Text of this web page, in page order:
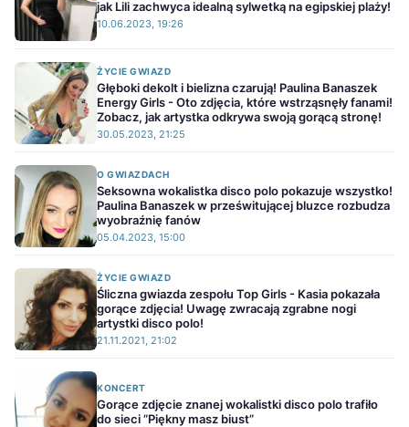
jak Lili zachwyca idealną sylwetką na egipskiej plaży!
10.06.2023, 19:26
ŻYCIE GWIAZD
Głęboki dekolt i bielizna czarują! Paulina Banaszek
Energy Girls - Oto zdjęcia, które wstrząsnęły fanami!
Zobacz, jak artystka odkrywa swoją gorącą stronę!
30.05.2023, 21:25
O GWIAZDACH
Seksowna wokalistka disco polo pokazuje wszystko!
Paulina Banaszek w prześwitującej bluzce rozbudza
wyobraźnię fanów
05.04.2023, 15:00
ŻYCIE GWIAZD
Śliczna gwiazda zespołu Top Girls - Kasia pokazała
gorące zdjęcia! Uwagę zwracają zgrabne nogi
artystki disco polo!
21.11.2021, 21:02
KONCERT
Gorące zdjęcie znanej wokalistki disco polo trafiło
do sieci ”Piękny masz biust”